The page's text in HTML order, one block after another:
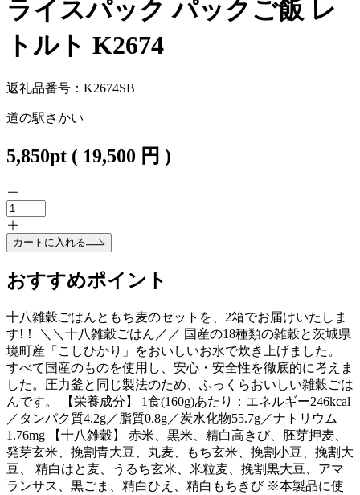
ライスパック パックご飯 レ
トルト K2674
返礼品番号：K2674SB
道の駅さかい
5,850pt ( 19,500 円 )
カートに入れる
おすすめポイント
十八雑穀ごはんともち麦のセットを、2箱でお届けいたしま
す!！ ＼＼十八雑穀ごはん／／ 国産の18種類の雑穀と茨城県
境町産「こしひかり」をおいしいお水で炊き上げました。
すべて国産のものを使用し、安心・安全性を徹底的に考えま
した。圧力釜と同じ製法のため、ふっくらおいしい雑穀ごは
んです。 【栄養成分】 1食(160g)あたり：エネルギー246kcal
／タンパク質4.2g／脂質0.8g／炭水化物55.7g／ナトリウム
1.76mg 【十八雑穀】 赤米、黒米、精白高きび、胚芽押麦、
発芽玄米、挽割青大豆、丸麦、もち玄米、挽割小豆、挽割大
豆、 精白はと麦、うるち玄米、米粒麦、挽割黒大豆、アマ
ランサス、黒ごま、精白ひえ、精白もちきび ※本製品に使